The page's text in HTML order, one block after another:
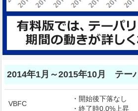
2014年1月～2015年10月 テー
VBFC
・開始後下落なし
・終了時0.0%上昇